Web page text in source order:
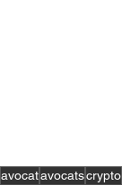
avocatavocatscrypto